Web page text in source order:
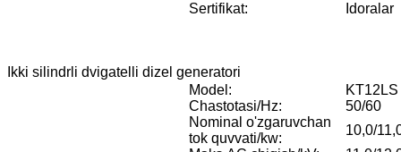
Sertifikat:
Idoralar
Ikki silindrli dvigatelli dizel generatori
Model:
KT12LS
Chastotasi/Hz:
50/60
Nominal o'zgaruvchan
tok quvvati/kw:
10,0/